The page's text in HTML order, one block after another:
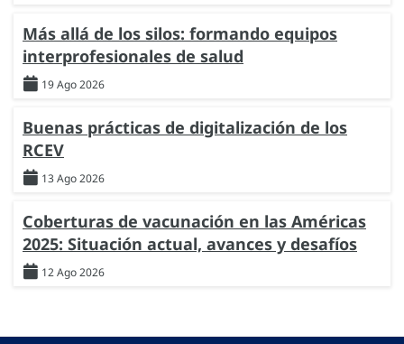
Más allá de los silos: formando equipos
interprofesionales de salud
19 Ago 2026
Buenas prácticas de digitalización de los
RCEV
13 Ago 2026
Coberturas de vacunación en las Américas
2025: Situación actual, avances y desafíos
12 Ago 2026